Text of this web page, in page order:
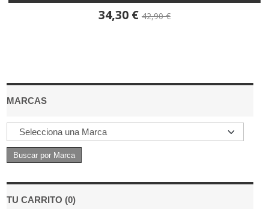
MARCAS
TU CARRITO (0)
34,30 € 42,90 €